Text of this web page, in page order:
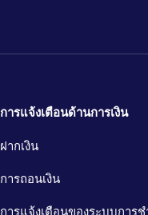
การแจ้งเตือนด้านการเงิน
ฝากเงิน
การถอนเงิน
การแจ้งเตือนของระบบการช